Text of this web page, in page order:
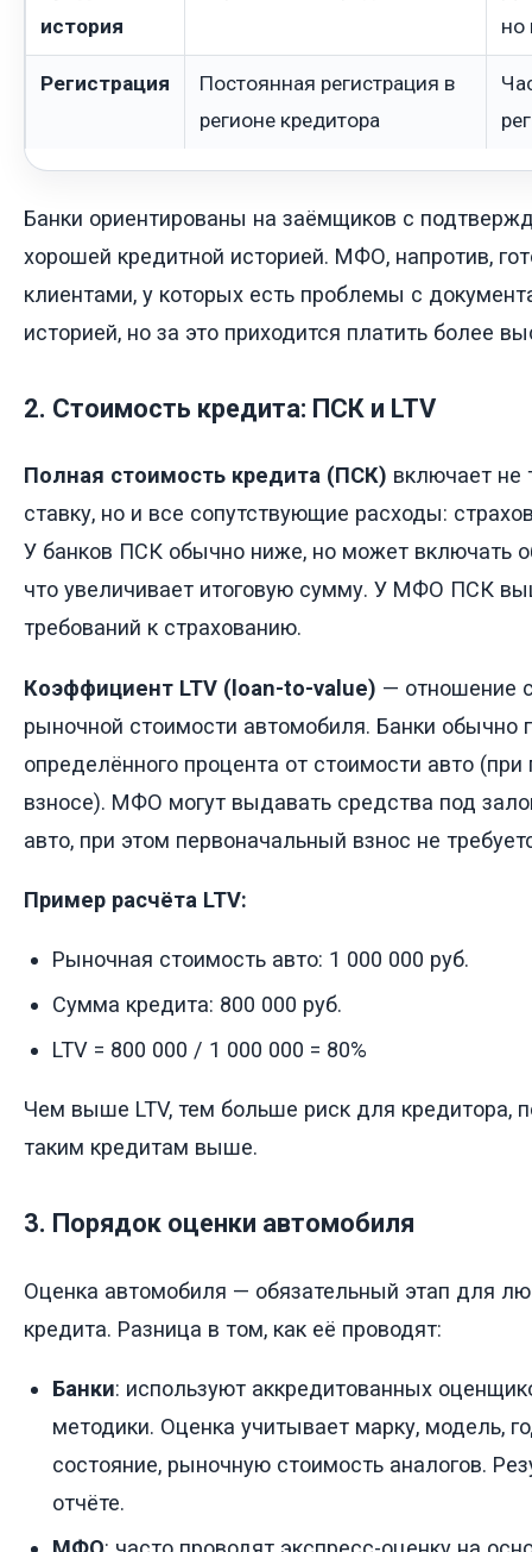
история
но
Регистрация
Постоянная регистрация в
регионе кредитора
Банки ориентированы на заёмщиков с
хорошей кредитной историей. МФО, напротив,
клиентами, у которых есть проблемы с
историей, но за это приходится платить более
2. Стоимость кредита: ПСК и LTV
Полная стоимость кредита (ПСК) включает не
ставку, но и все сопутствующие расходы:
У банков ПСК обычно ниже, но может включать
что увеличивает итоговую сумму. У МФО ПСК
требований к страхованию.
Коэффициент LTV (loan-to-value) — отношение
рыночной стоимости автомобиля. Банки обычно
определённого процента от стоимости авто
взносе). МФО могут выдавать средства под
авто, при этом первоначальный взнос не
Пример расчёта LTV:
Рыночная стоимость авто: 1 000 000 руб.
Сумма кредита: 800 000 руб.
LTV = 800 000 / 1 000 000 = 80%
Чем выше LTV, тем больше риск для кредитора,
таким кредитам выше.
3. Порядок оценки автомобиля
Оценка автомобиля — обязательный этап для
кредита. Разница в том, как её проводят:
Банки: используют аккредитованных
методики. Оценка учитывает марку, модель,
состояние, рыночную стоимость аналогов.
отчёте.